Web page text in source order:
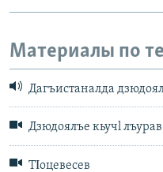
Материалы по
Дагъистаналда
Дзюдоялъе кьучl
ТΙоцевесев